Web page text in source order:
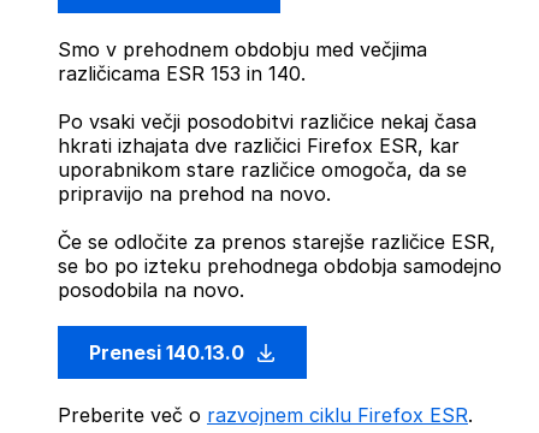
Smo v prehodnem obdobju med večjima
različicama ESR 153 in 140.
Po vsaki večji posodobitvi različice nekaj časa
hkrati izhajata dve različici Firefox ESR, kar
uporabnikom stare različice omogoča, da se
pripravijo na prehod na novo.
Če se odločite za prenos starejše različice ESR,
se bo po izteku prehodnega obdobja samodejno
posodobila na novo.
Prenesi 140.13.0
Preberite več o razvojnem ciklu Firefox ESR.